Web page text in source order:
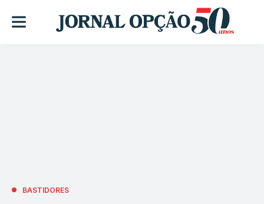
BASTIDORES